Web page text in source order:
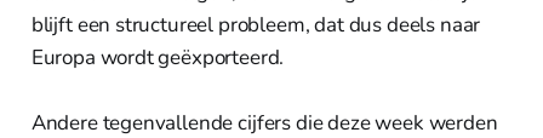
blijft een structureel probleem, dat dus deels naar
Europa wordt geëxporteerd.
Andere tegenvallende cijfers die deze week werden